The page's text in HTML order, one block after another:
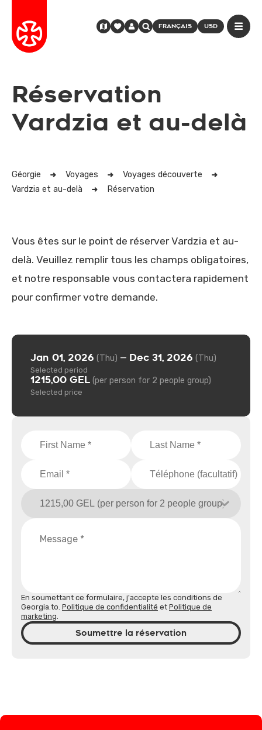
FRANÇAIS USD
Réservation
Vardzia et au-delà
Géorgie Voyages
Voyages découverte
Vardzia et au-delà
Réservation
Vous êtes sur le point de réserver Vardzia et au-
delà. Veuillez remplir tous les champs obligatoires,
et notre responsable vous contactera rapidement
pour confirmer votre demande.
En soumettant ce formulaire, j'accepte les conditions de
Georgia.to. Politique de confidentialité et Politique de
marketing.
Soumettre la réservation
Jan 01, 2026 (Thu) — Dec 31, 2026 (Thu)
Selected period
1215,00 GEL (per person for 2 people group)
Selected price